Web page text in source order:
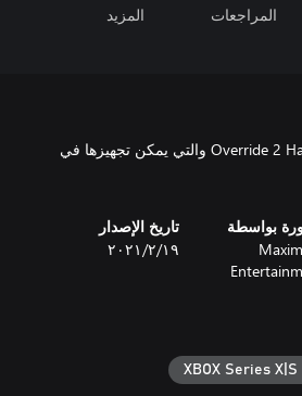
المراجعات المزيد
* عناصر تجميل حصرية لـ Override 2 Hat والتي يمكن تجهيزها في
بواسطة تاريخ الإصدار
١٩‏/٢‏/٢٠٢١
XBOX Series X|S